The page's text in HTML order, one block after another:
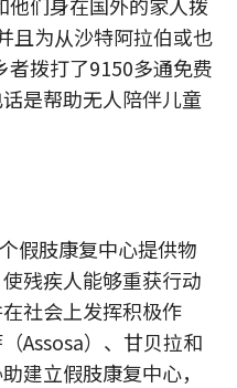
且为从沙特阿拉伯或也
者拨打了9150多通免费
是帮助无人陪伴儿童
假肢康复中心提供物
残疾人能够重获行动
社会上发挥积极作
Assosa）、甘贝拉和
建立假肢康复中心，